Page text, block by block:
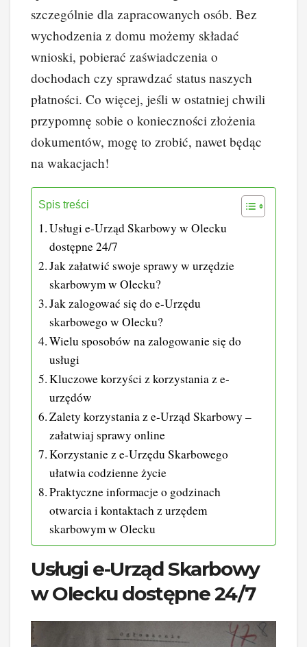
szczególnie dla zapracowanych osób. Bez
wychodzenia z domu możemy składać
wnioski, pobierać zaświadczenia o
dochodach czy sprawdzać status naszych
płatności. Co więcej, jeśli w ostatniej chwili
przypomnę sobie o konieczności złożenia
dokumentów, mogę to zrobić, nawet będąc
na wakacjach!
Spis treści
Usługi e-Urząd Skarbowy w Olecku
dostępne 24/7
Jak załatwić swoje sprawy w urzędzie
skarbowym w Olecku?
Jak zalogować się do e-Urzędu
skarbowego w Olecku?
Wielu sposobów na zalogowanie się do
usługi
Kluczowe korzyści z korzystania z e-
urzędów
Zalety korzystania z e-Urząd Skarbowy –
załatwiaj sprawy online
Korzystanie z e-Urzędu Skarbowego
ułatwia codzienne życie
Praktyczne informacje o godzinach
otwarcia i kontaktach z urzędem
skarbowym w Olecku
Usługi e-Urząd Skarbowy
w Olecku dostępne 24/7